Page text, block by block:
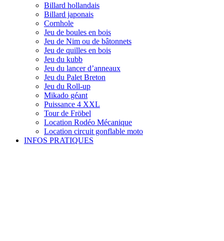
Billard hollandais
Billard japonais
Cornhole
Jeu de boules en bois
Jeu de Nim ou de bâtonnets
Jeu de quilles en bois
Jeu du kubb
Jeu du lancer d’anneaux
Jeu du Palet Breton
Jeu du Roll-up
Mikado géant
Puissance 4 XXL
Tour de Fröbel
Location Rodéo Mécanique
Location circuit gonflable moto
INFOS PRATIQUES